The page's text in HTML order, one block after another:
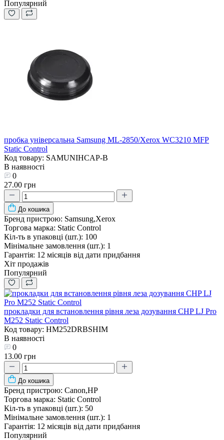
Популярний
пробка універсальна Samsung ML-2850/Xerox WC3210 MFP
Static Control
Код товару: SAMUNIHCAP-B
В наявності
0
27.00 грн
До кошика
Бренд пристрою: Samsung,Xerox
Торгова марка: Static Control
Кіл-ть в упаковці (шт.): 100
Мінімальне замовлення (шт.): 1
Гарантія: 12 місяців від дати придбання
Хіт продажів
Популярний
прокладки для встановлення рівня леза дозування CHP LJ Pro
M252 Static Control
Код товару: HM252DRBSHIM
В наявності
0
13.00 грн
До кошика
Бренд пристрою: Canon,HP
Торгова марка: Static Control
Кіл-ть в упаковці (шт.): 50
Мінімальне замовлення (шт.): 1
Гарантія: 12 місяців від дати придбання
Популярний